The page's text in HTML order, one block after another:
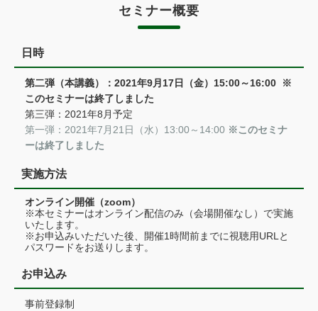
セミナー概要
日時
第二弾（本講義）：2021年9月17日（金）15:00～16:00 ※
このセミナーは終了しました
第三弾：2021年8月予定
第一弾：2021年7月21日（水）13:00～14:00 ※このセミナ
ーは終了しました
実施方法
オンライン開催（zoom）
※本セミナーはオンライン配信のみ（会場開催なし）で実施
いたします。
※お申込みいただいた後、開催1時間前までに視聴用URLと
パスワードをお送りします。
お申込み
事前登録制